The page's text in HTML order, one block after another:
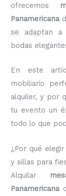
ofrecemos
Panamericana
se adaptan
bodas
En este
mobiliario
alquiler, y por
tu evento un
todo lo que
¿Por qué
y sillas para
Alquilar
Panamericana